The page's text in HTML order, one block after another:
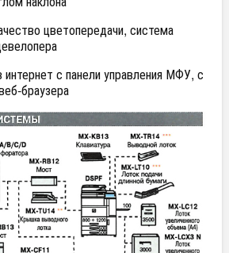
цветопередачи, система
с панели управления МФУ, с
браузера